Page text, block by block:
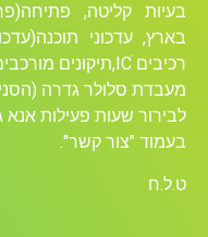
פתיחה(פריצה)
תוכנה(עדכון גירסה),
גדרה (הסניף ראשי)
פעילות אנא גשו לעמוד
קשר".